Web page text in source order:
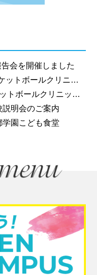
会を開催しました
ルクリニックのご案内
リニックを開催しました
明会のご案内
園こども食堂